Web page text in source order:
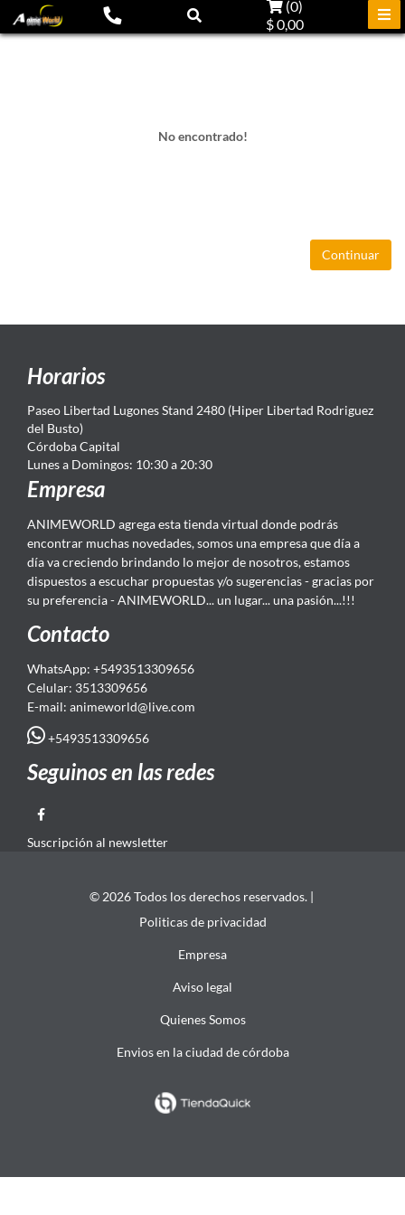
(0)
$ 0,00
No encontrado!
Continuar
Horarios
Paseo Libertad Lugones Stand 2480 (Hiper Libertad Rodriguez
del Busto)
Córdoba Capital
Lunes a Domingos: 10:30 a 20:30
Empresa
ANIMEWORLD agrega esta tienda virtual donde podrás
encontrar muchas novedades, somos una empresa que día a
día va creciendo brindando lo mejor de nosotros, estamos
dispuestos a escuchar propuestas y/o sugerencias - gracias por
su preferencia - ANIMEWORLD... un lugar... una pasión...!!!
Contacto
WhatsApp: +5493513309656
Celular: 3513309656
E-mail: animeworld@live.com
+5493513309656
Seguinos en las redes
Suscripción al newsletter
© 2026 Todos los derechos reservados. |
Politicas de privacidad
Empresa
Aviso legal
Quienes Somos
Envios en la ciudad de córdoba